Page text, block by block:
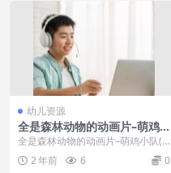
幼儿资源
全是森林动物的动画片–萌鸡
小队第一季(katuri)打包下载
全是森林动物的动画片–萌鸡小队(k
aturi)[百度云网盘] 在大自...
2 年前 6 0